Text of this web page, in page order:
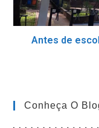
Antes de
Conheça O